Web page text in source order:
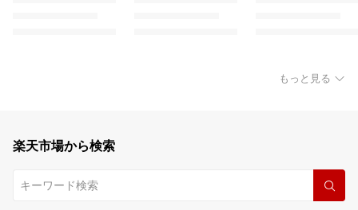
もっと見る
楽天市場から検索